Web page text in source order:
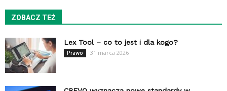
ZOBACZ TEŻ
Lex Tool – co to jest i dla kogo?
Prawo 31 marca 2026